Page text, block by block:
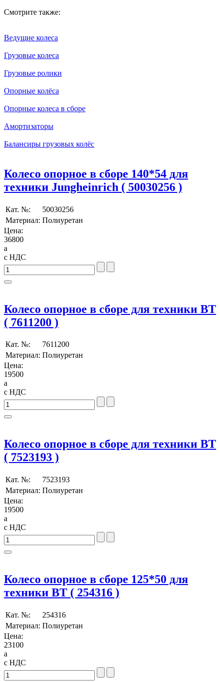
Смотрите также:
Ведущие колеса
Грузовые колеса
Грузовые ролики
Опорные колёса
Опорные колеса в сборе
Амортизаторы
Балансиры грузовых колёс
Колесо опорное в сборе 140*54 для
техники Jungheinrich ( 50030256 )
Кат. №:
50030256
Материал: Полиуретан
Цена:
36800
a
с НДС
Колесо опорное в сборе для техники BT
( 7611200 )
Кат. №:
7611200
Материал: Полиуретан
Цена:
19500
a
с НДС
Колесо опорное в сборе для техники BT
( 7523193 )
Кат. №:
7523193
Материал: Полиуретан
Цена:
19500
a
с НДС
Колесо опорное в сборе 125*50 для
техники BT ( 254316 )
Кат. №:
254316
Материал: Полиуретан
Цена:
23100
a
с НДС